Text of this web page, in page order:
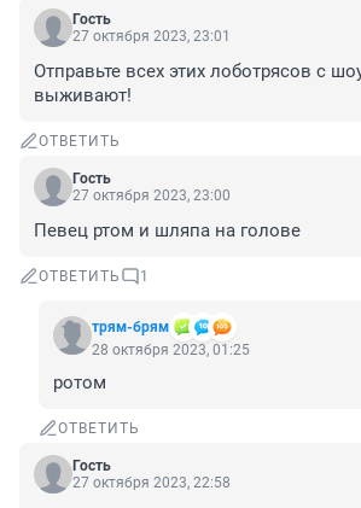
Гость
27 октября 2023, 23:01
Отправьте всех этих лоботрясов с
выживают!
ОТВЕТИТЬ
Гость
27 октября 2023, 23:00
Певец ртом и шляпа на голове
ОТВЕТИТЬ 1
трям-брям
28 октября 2023, 01:25
ротом
ОТВЕТИТЬ
Гость
27 октября 2023, 22:58